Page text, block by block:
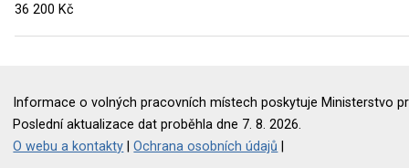
36 200 Kč
Informace o volných pracovních místech poskytuje Ministerstvo
Poslední aktualizace dat proběhla dne 7. 8. 2026.
O webu a kontakty |Ochrana osobních údajů